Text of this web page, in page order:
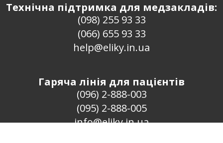
Технічна підтримка для медзакладів:
(098) 255 93 33
(066) 655 93 33
help@eliky.in.ua
Гаряча лінія для пацієнтів
(096) 2-888-003
(095) 2-888-005
info@eliky.in.ua